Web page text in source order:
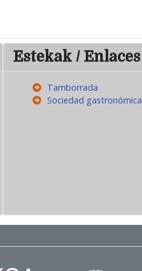
Estekak / Enlaces
Tamborrada
Sociedad gastronómica